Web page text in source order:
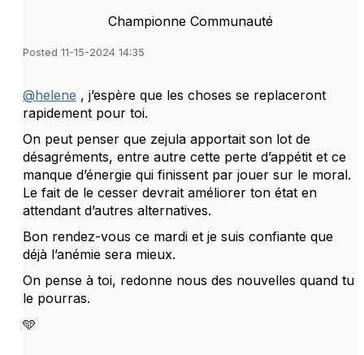
Championne Communauté
Posted 11-15-2024 14:35
@helene , j’espère que les choses se replaceront
rapidement pour toi.
On peut penser que zejula apportait son lot de
désagréments, entre autre cette perte d’appétit et ce
manque d’énergie qui finissent par jouer sur le moral.
Le fait de le cesser devrait améliorer ton état en
attendant d’autres alternatives.
Bon rendez-vous ce mardi et je suis confiante que
déjà l’anémie sera mieux.
On pense à toi, redonne nous des nouvelles quand tu
le pourras.
🩵